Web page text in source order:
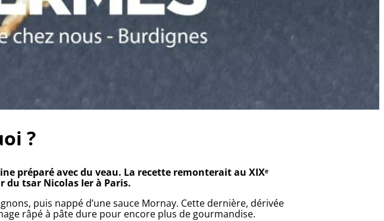
?
préparé avec du veau. La recette remonterait au XIXᵉ
du tsar Nicolas Ier à Paris.
puis nappé d’une sauce Mornay. Cette dernière, dérivée
râpé à pâte dure pour encore plus de gourmandise.